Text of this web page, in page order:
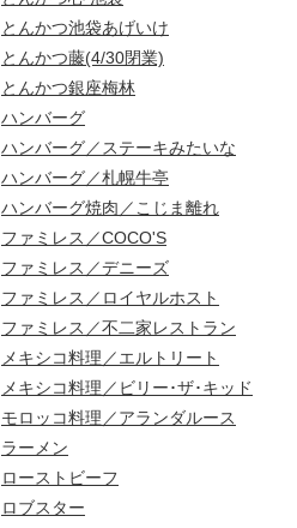
とんかつ池袋あげいけ
とんかつ藤(4/30閉業)
とんかつ銀座梅林
ハンバーグ
ハンバーグ／ステーキみたいな
ハンバーグ／札幌牛亭
ハンバーグ焼肉／こじま離れ
ファミレス／COCO'S
ファミレス／デニーズ
ファミレス／ロイヤルホスト
ファミレス／不二家レストラン
メキシコ料理／エルトリート
メキシコ料理／ビリー･ザ･キッド
モロッコ料理／アランダルース
ラーメン
ローストビーフ
ロブスター